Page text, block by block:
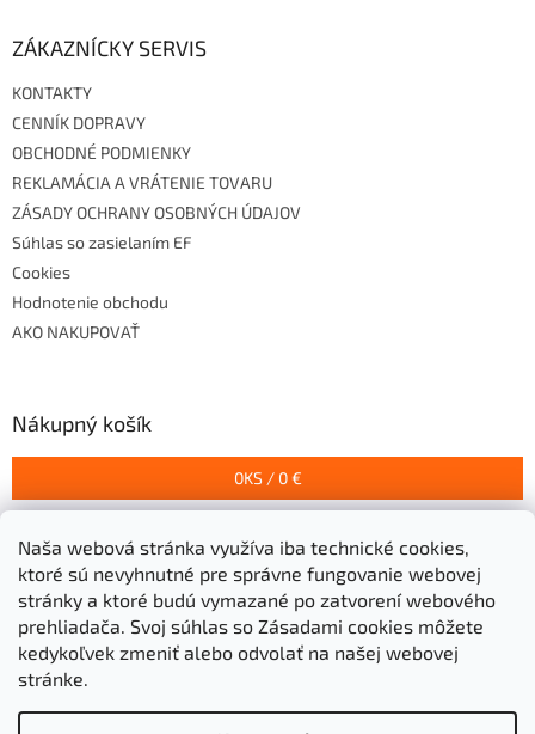
Naša webová stránka využíva iba technické cookies,
ktoré sú nevyhnutné pre správne fungovanie webovej
stránky a ktoré budú vymazané po zatvorení webového
prehliadača. Svoj súhlas so Zásadami cookies môžete
kedykoľvek zmeniť alebo odvolať na našej webovej
stránke.
ZÁKAZNÍCKY SERVIS
KONTAKTY
CENNÍK DOPRAVY
OBCHODNÉ PODMIENKY
REKLAMÁCIA A VRÁTENIE TOVARU
ZÁSADY OCHRANY OSOBNÝCH ÚDAJOV
Súhlas so zasielaním EF
Cookies
Hodnotenie obchodu
AKO NAKUPOVAŤ
Nákupný košík
0KS / 0 €
Prijímame online platby